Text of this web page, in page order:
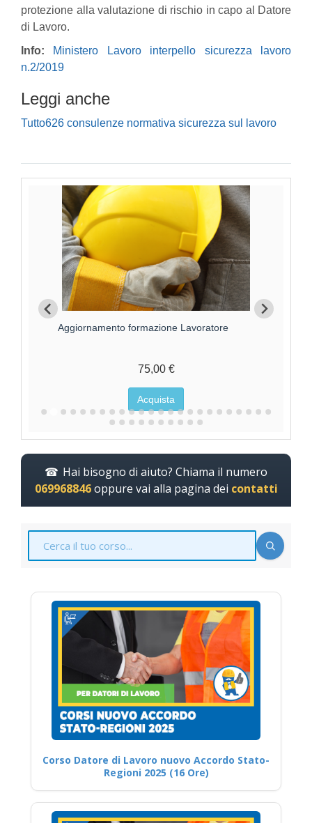
protezione alla valutazione di rischio in capo al Datore
di Lavoro.
Info:
Ministero Lavoro interpello sicurezza lavoro
n.2/2019
Leggi anche
Tutto626 consulenze normativa sicurezza sul lavoro
Aggiornamento formazione Lavoratore
75,00 €
Acquista
Hai bisogno di aiuto? Chiama il numero
069968846oppure vai alla pagina dei contatti
Corso Datore di Lavoro nuovo Accordo Stato-
Regioni 2025 (16 Ore)